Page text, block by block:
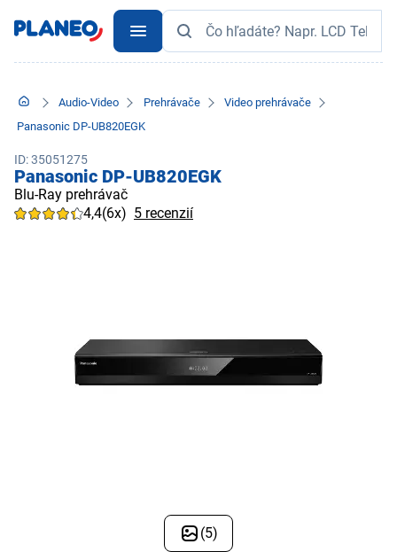
Audio-Video Prehrávače
Video prehrávače
Panasonic DP-UB820EGK
ID: 35051275
Panasonic DP-UB820EGK
Blu-Ray prehrávač
4,4(6x) 5 recenzií
(5)